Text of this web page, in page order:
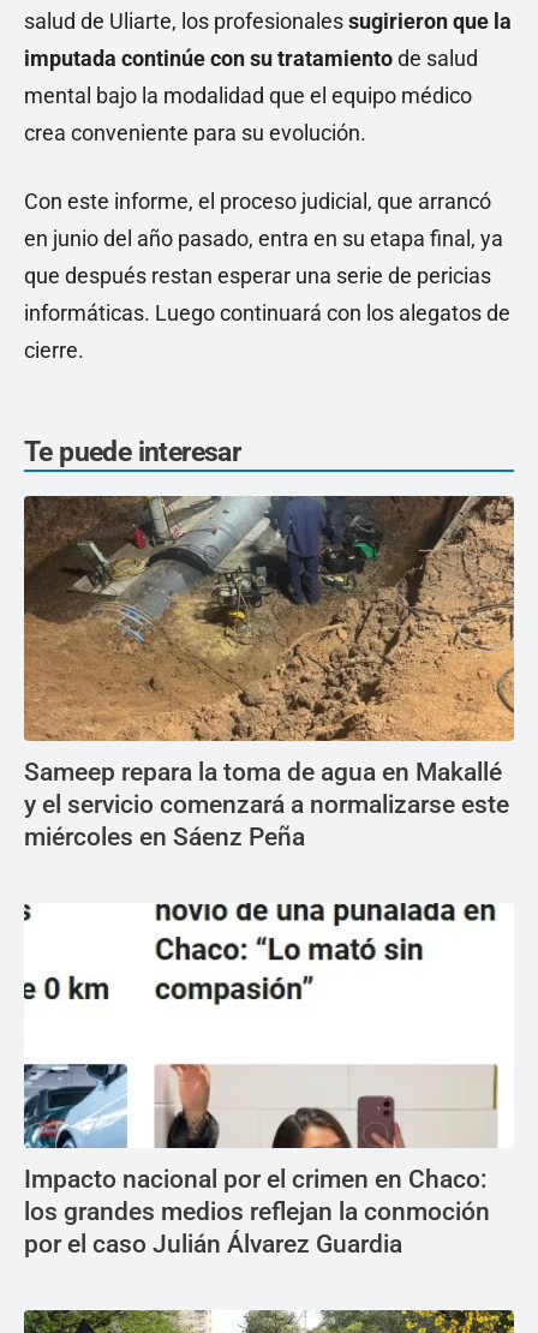
salud de Uliarte, los profesionalessugirieron que la
imputada continúe con su tratamientode salud
mental bajo la modalidad que el equipo médico
crea conveniente para su evolución.
Con este informe, el proceso judicial, que arrancó
en junio del año pasado, entra en su etapa final, ya
que después restan esperar una serie de pericias
informáticas. Luego continuará con los alegatos de
cierre.
Te puede interesar
Sameep repara la toma de agua en Makallé
y el servicio comenzará a normalizarse este
miércoles en Sáenz Peña
Impacto nacional por el crimen en Chaco:
los grandes medios reflejan la conmoción
por el caso Julián Álvarez Guardia